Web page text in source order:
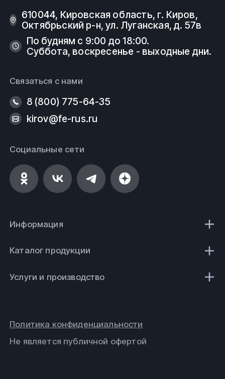
610044, Кировская область, г. Киров, ​
Октябрьский р-н, ​ул. Луганская, д. 57в
По будням с 9:00 до 18:00.
Суббота, воскресенье - выходные дни.
Связаться с нами
8 (800) 775-64-35
kirov@fe-rus.ru
Социальные сети
Информация
Каталог продукции
Услуги и производство
Не является публичной офертой
Политика конфиденциальности